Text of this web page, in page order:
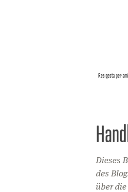
Res gesta per
Dieses
des
über